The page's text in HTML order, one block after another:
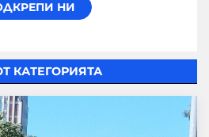
КАТЕГОРИЯТА